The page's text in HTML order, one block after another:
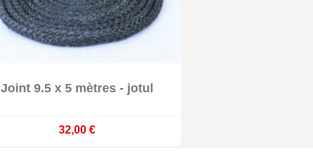
Indisponible
Joint 9.5 x 5 mètres - jotul
32,00 €